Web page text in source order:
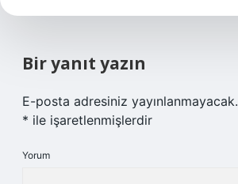
Bir yanıt yazın
E-posta adresiniz yayınlanmayacak.
* ile işaretlenmişlerdir
Yorum